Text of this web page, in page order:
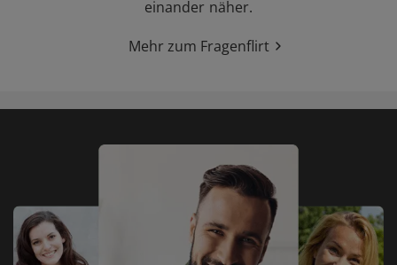
einander näher.
Mehr zum Fragenflirt